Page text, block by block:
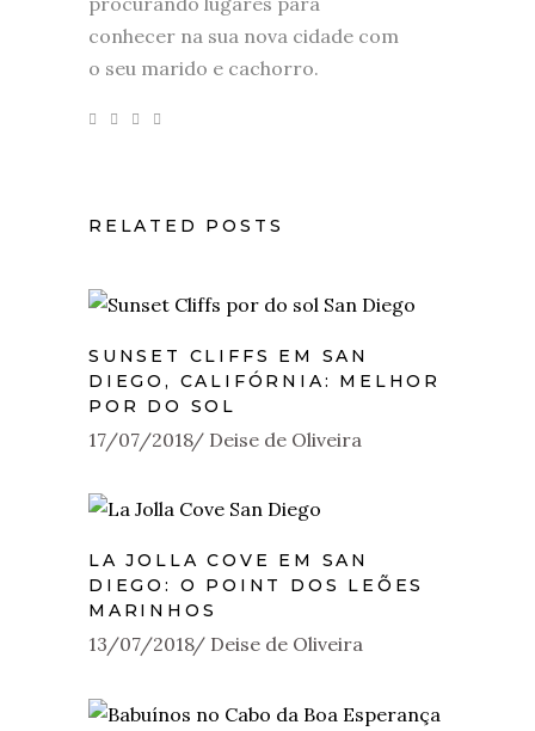
conhecer na sua nova cidade com
o seu marido e cachorro.
RELATED POSTS
SUNSET CLIFFS EM SAN
DIEGO, CALIFÓRNIA: MELHOR
POR DO SOL
17/07/2018 Deise de Oliveira
LA JOLLA COVE EM SAN
DIEGO: O POINT DOS LEÕES
MARINHOS
13/07/2018 Deise de Oliveira